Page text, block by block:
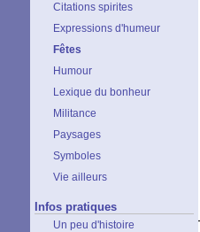
Citations spirites
Expressions d'humeur
Fêtes
Humour
Lexique du bonheur
Militance
Paysages
Symboles
Vie ailleurs
Infos pratiques
Un peu d'histoire